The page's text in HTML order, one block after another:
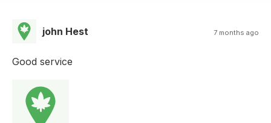
john Hest 7 months ago
Good service